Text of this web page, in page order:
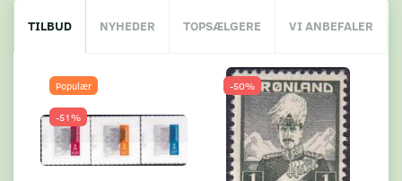
TILBUD NYHEDER TOPSÆLGERE VI ANBEFALER
Populær
-51%
-50%